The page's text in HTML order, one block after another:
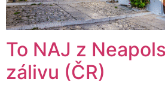
To NAJ z
zálivu (ČR)